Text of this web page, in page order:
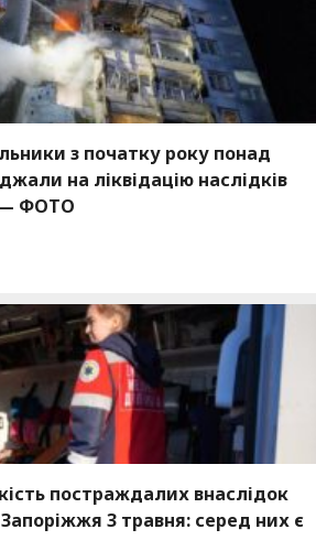
з початку року понад
на ліквідацію наслідків
— ФОТО
постраждалих внаслідок
3 травня: серед них є